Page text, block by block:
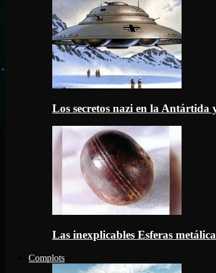
Los secretos nazi en la Antártida
Las inexplicables Esferas
Complots